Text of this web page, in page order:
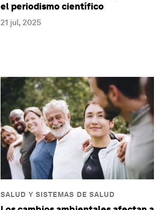
el periodismo científico
21 jul, 2025
SALUD Y SISTEMAS DE SALUD